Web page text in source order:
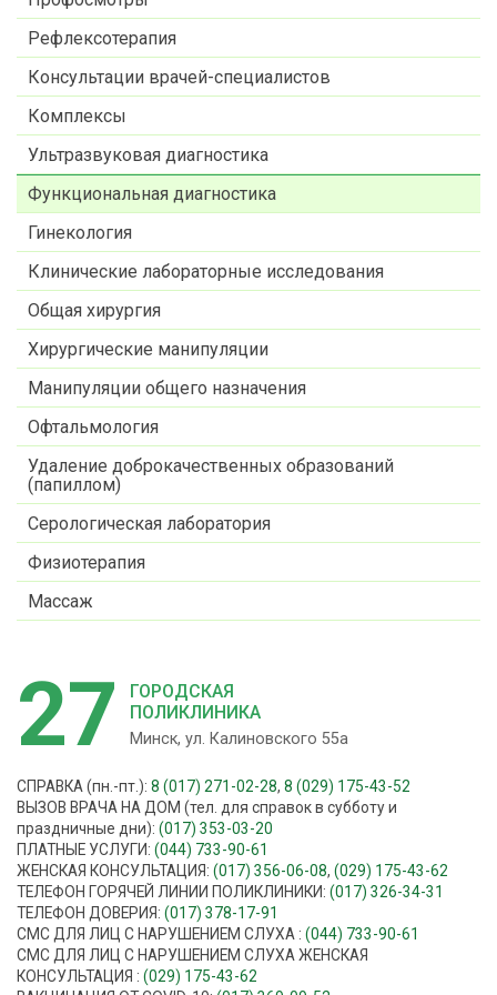
Рефлексотерапия
Консультации врачей-специалистов
Комплексы
Ультразвуковая диагностика
Функциональная диагностика
Гинекология
Клинические лабораторные исследования
Общая хирургия
Хирургические манипуляции
Манипуляции общего назначения
Офтальмология
Удаление доброкачественных образований
(папиллом)
Серологическая лаборатория
Физиотерапия
Массаж
27
ГОРОДСКАЯ
ПОЛИКЛИНИКА
Минск, ул. Калиновского 55а
СПРАВКА (пн.-пт.): 8 (017) 271-02-28, 8 (029) 175-43-52
ВЫЗОВ ВРАЧА НА ДОМ (тел. для справок в субботу и
праздничные дни): (017) 353-03-20
ПЛАТНЫЕ УСЛУГИ: (044) 733-90-61
ЖЕНСКАЯ КОНСУЛЬТАЦИЯ: (017) 356-06-08, (029) 175-43-62
ТЕЛЕФОН ГОРЯЧЕЙ ЛИНИИ ПОЛИКЛИНИКИ: (017) 326-34-31
ТЕЛЕФОН ДОВЕРИЯ: (017) 378-17-91
СМС ДЛЯ ЛИЦ С НАРУШЕНИЕМ СЛУХА : (044) 733-90-61
СМС ДЛЯ ЛИЦ С НАРУШЕНИЕМ СЛУХА ЖЕНСКАЯ
КОНСУЛЬТАЦИЯ : (029) 175-43-62